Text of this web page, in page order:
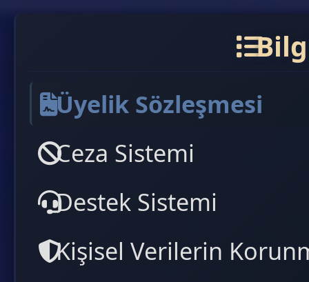
Üyelik Sözleşmesi
Ceza Sistemi
Destek Sistemi
Kişisel Verilerin